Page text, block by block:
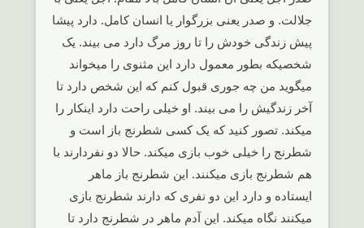
جلالت. و صدر یعنی بزرگوار یا انسان کامل. دارد پیشا
پیش زندگی خودش را تا روز مرگ دارد می بیند. یک
شخصیکه بطور معمول دارد این مثنوی را میخواند
میگوید من چه جوری قبول کنم که این شخص دارد تا
آخر زندگیش را می بیند. او خیلی راحت دارد اینکار را
میکند. تصور کنید که یک کسی شطرنج باز است و
شطرنج را خیلی خوب بازی میکند. حالا دو نفردارند با
هم شطرنج بازی میکنند. این شطرنج باز ماهر
ایستاده و دارد این دو نفری که دارند شطرنج بازی
میکنند نگاه میکند. این آدم ماهر در شطرنج دارد تا